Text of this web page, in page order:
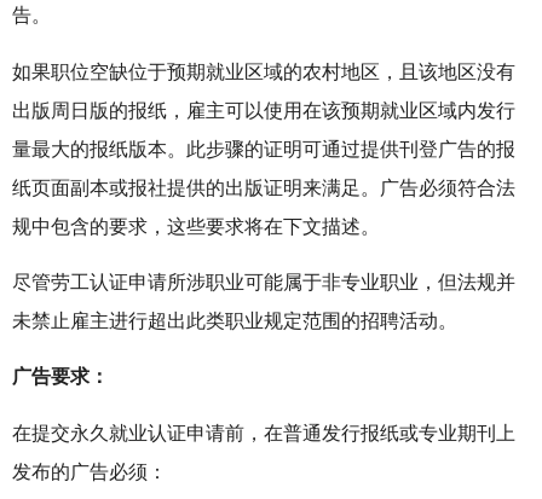
告。
如果职位空缺位于预期就业区域的农村地区，且该地区没有
出版周日版的报纸，雇主可以使用在该预期就业区域内发行
量最大的报纸版本。此步骤的证明可通过提供刊登广告的报
纸页面副本或报社提供的出版证明来满足。广告必须符合法
规中包含的要求，这些要求将在下文描述。
尽管劳工认证申请所涉职业可能属于非专业职业，但法规并
未禁止雇主进行超出此类职业规定范围的招聘活动。
广告要求：
在提交永久就业认证申请前，在普通发行报纸或专业期刊上
发布的广告必须：